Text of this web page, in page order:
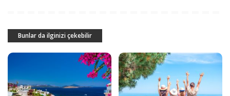
Bunlar da ilginizi çekebilir